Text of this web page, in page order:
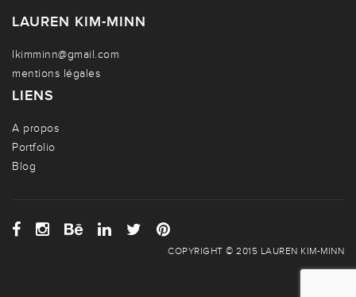
LAUREN KIM-MINN
lkimminn@gmail.com
mentions légales
LIENS
A propos
Portfolio
Blog
COPYRIGHT © 2015 LAUREN KIM-MINN